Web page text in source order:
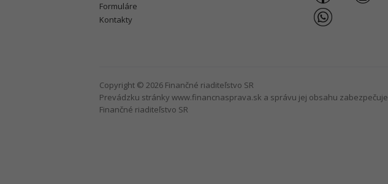
Formuláre
Kontakty
Copyright © 2026 Finančné riaditeľstvo SR
Prevádzku stránky www.financnasprava.sk a správu jej obsahu zabezpečuje
Finančné riaditeľstvo SR